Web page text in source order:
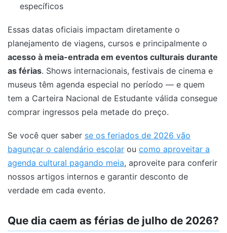
específicos
Essas datas oficiais impactam diretamente o
planejamento de viagens, cursos e principalmente o
acesso à meia-entrada em eventos culturais durante
as férias. Shows internacionais, festivais de cinema e
museus têm agenda especial no período — e quem
tem a Carteira Nacional de Estudante válida consegue
comprar ingressos pela metade do preço.
Se você quer saber se os feriados de 2026 vão
bagunçar o calendário escolar ou como aproveitar a
agenda cultural pagando meia, aproveite para conferir
nossos artigos internos e garantir desconto de
verdade em cada evento.
Que dia caem as férias de julho de 2026?